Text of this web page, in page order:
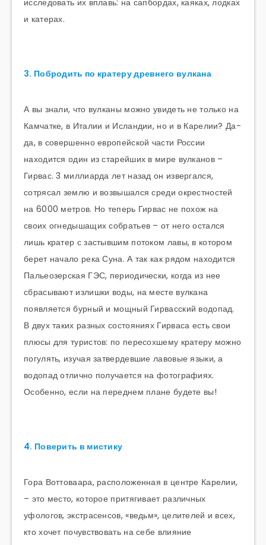
исследовать их вплавь: на сапбордах, каяках, лодках
и катерах.
3. Побродить по кратеру древнего вулкана
А вы знали, что вулканы можно увидеть не только на
Камчатке, в Италии и Исландии, но и в Карелии? Да-
да, в совершенно европейской части России
находится один из старейших в мире вулканов –
Гирвас. 3 миллиарда лет назад он извергался,
сотрясал землю и возвышался среди окрестностей
на 6000 метров. Но теперь Гирвас не похож на
своих огнедышащих собратьев – от него остался
лишь кратер с застывшим потоком лавы, в котором
берет начало река Суна. А так как рядом находится
Пальеозерская ГЭС, периодически, когда из нее
сбрасывают излишки воды, на месте вулкана
появляется бурный и мощный Гирвасский водопад.
В двух таких разных состояниях Гирваса есть свои
плюсы для туристов: по пересохшему кратеру можно
погулять, изучая затвердевшие лавовые языки, а
водопад отлично получается на фотографиях.
Особенно, если на переднем плане будете вы!
4. Поверить в мистику
Гора Воттоваара, расположенная в центре Карелии,
– это место, которое притягивает различных
уфологов, экстрасенсов, «ведьм», целителей и всех,
кто хочет почувствовать на себе влияние